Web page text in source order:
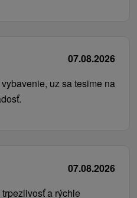
07.08.2026
uz sa tesime na
07.08.2026
a rýchle